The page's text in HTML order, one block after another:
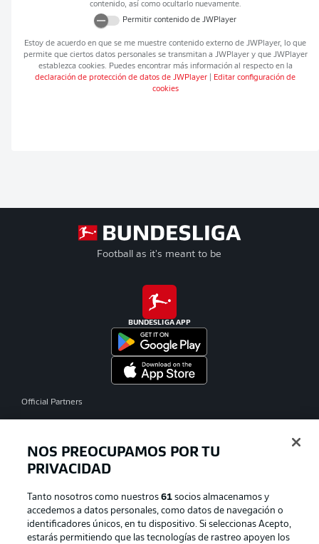
contenido, así como ocultarlo nuevamente.
Permitir contenido de JWPlayer
Estoy de acuerdo en que se me muestre contenido externo de JWPlayer, lo que
permite que ciertos datos personales se transmitan a JWPlayery que JWPlayer
establezca cookies. Puedes encontrar más información al respecto en la
declaración de protección de datos de JWPlayer
Editar configuración de
cookies
Football as it's meant to be
BUNDESLIGA APP
Official Partners
NOS PREOCUPAMOS POR TU
PRIVACIDAD
Tanto nosotros como nuestros61 socios almacenamos y
accedemos a datos personales, como datos de navegación o
identificadores únicos, en tu dispositivo. Si seleccionas Acepto,
estarás permitiendo que las tecnologías de rastreo apoyen los